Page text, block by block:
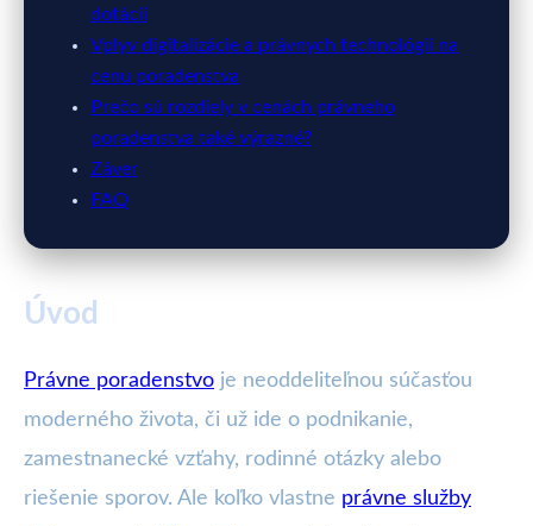
dotácií
Vplyv digitalizácie a právnych technológií na
cenu poradenstva
Prečo sú rozdiely v cenách právneho
poradenstva také výrazné?
Záver
FAQ
Úvod
Právne poradenstvo je neoddeliteľnou súčasťou
moderného života, či už ide o podnikanie,
zamestnanecké vzťahy, rodinné otázky alebo
riešenie sporov. Ale koľko vlastne právne služby